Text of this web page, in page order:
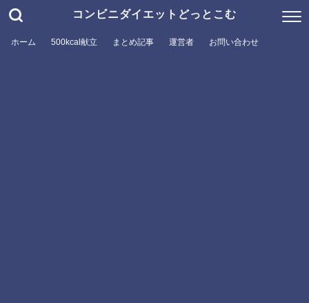
コンビニダイエットどっとこむ
ホーム 500kcal献立 まとめ記事 運営者 お問い合わせ